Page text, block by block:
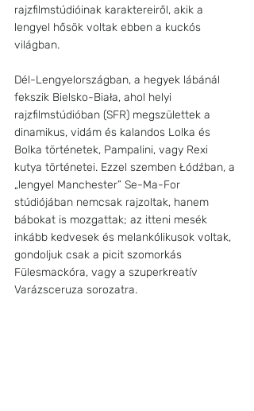
rajzfilmstúdióinak karaktereiről, akik a
lengyel hősök voltak ebben a kuckós
világban.
Dél-Lengyelországban, a hegyek lábánál
fekszik Bielsko-Biała, ahol helyi
rajzfilmstúdióban (SFR) megszülettek a
dinamikus, vidám és kalandos Lolka és
Bolka történetek, Pampalini, vagy Rexi
kutya történetei. Ezzel szemben Łódźban, a
„lengyel Manchester” Se-Ma-For
stúdiójában nemcsak rajzoltak, hanem
bábokat is mozgattak; az itteni mesék
inkább kedvesek és melankólikusok voltak,
gondoljuk csak a picit szomorkás
Fülesmackóra, vagy a szuperkreatív
Varázsceruza sorozatra.